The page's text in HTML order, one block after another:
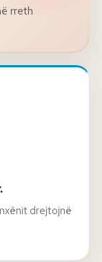
rreth
drejtojnë